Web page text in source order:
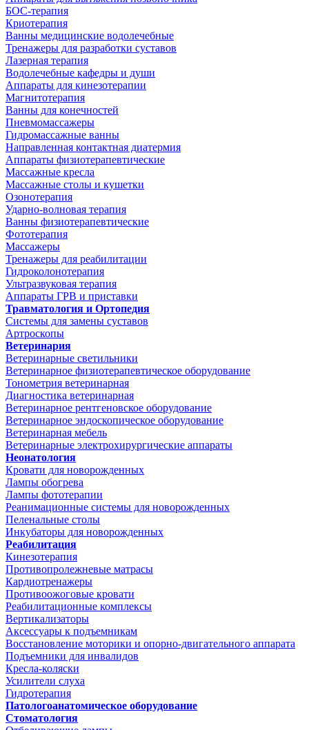
БОС-терапия
Криотерапия
Ванны медицинские водолечебные
Тренажеры для разработки суставов
Лазерная терапия
Водолечебные кафедры и души
Аппараты для кинезотерапии
Магнитотерапия
Ванны для конечностей
Пневмомассажеры
Гидромассажные ванны
Направленная контактная диатермия
Аппараты физиотерапевтические
Массажные кресла
Массажные столы и кушетки
Озонотерапия
Ударно-волновая терапия
Ванны физиотерапевтические
Фототерапия
Массажеры
Тренажеры для реабилитации
Гидроколонотерапия
Ультразвуковая терапия
Аппараты ГРВ и приставки
Травматология и Ортопедия
Системы для замены суставов
Артроскопы
Ветеринария
Ветеринарные светильники
Ветеринарное физиотерапевтическое оборудование
Тонометрия ветеринарная
Диагностика ветеринарная
Ветеринарное рентгеновское оборудование
Ветеринарное эндоскопическое оборудование
Ветеринарная мебель
Ветеринарные электрохирургические аппараты
Неонатология
Кровати для новорожденных
Лампы обогрева
Лампы фототерапии
Реанимационные системы для новорожденных
Пеленальные столы
Инкубаторы для новорожденных
Реабилитация
Кинезотерапия
Противопролежневые матрасы
Кардиотренажеры
Противоожоговые кровати
Реабилитационные комплексы
Вертикализаторы
Аксессуары к подъемникам
Восстановление моторики и опорно-двигательного аппарата
Подъемники для инвалидов
Кресла-коляски
Усилители слуха
Гидротерапия
Патологоанатомическое оборудование
Стоматология